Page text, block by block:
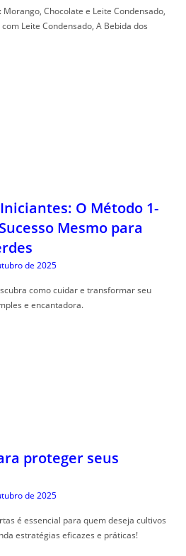
Chocolate e Leite Condensado,
Leite Condensado, A Bebida dos
O Método 1-
Mesmo para
de 2025
como cuidar e transformar seu
e encantadora.
proteger seus
de 2025
é essencial para quem deseja cultivos
estratégias eficazes e práticas!